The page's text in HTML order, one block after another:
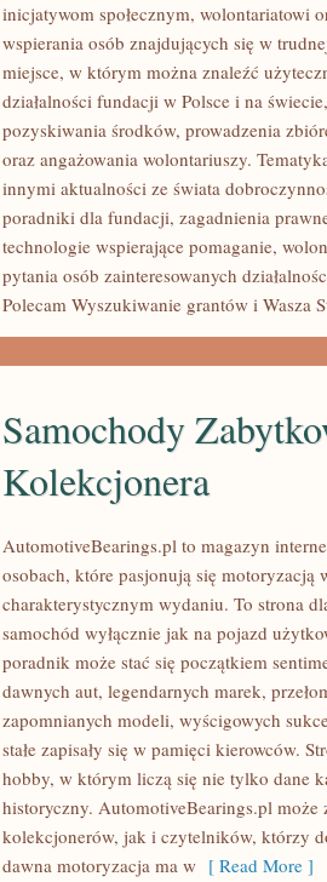
inicjatywom społecznym, wolontariatowi
wspierania osób znajdujących się w
miejsce, w którym można znaleźć
działalności fundacji w Polsce i na
pozyskiwania środków, prowadzenia
oraz angażowania wolontariuszy.
innymi aktualności ze świata
poradniki dla fundacji, zagadnienia
technologie wspierające pomaganie,
pytania osób zainteresowanych
Polecam Wyszukiwanie grantów i Wasza
Samochody
Kolekcjonera
AutomotiveBearings.pl to magazyn
osobach, które pasjonują się motoryzacją
charakterystycznym wydaniu. To strona
samochód wyłącznie jak na pojazd
poradnik może stać się początkiem
dawnych aut, legendarnych marek,
zapomnianych modeli, wyścigowych
stałe zapisały się w pamięci kierowców.
hobby, w którym liczą się nie tylko dane
historyczny. AutomotiveBearings.pl może
kolekcjonerów, jak i czytelników, którzy
dawna motoryzacja ma w [ Read More ]